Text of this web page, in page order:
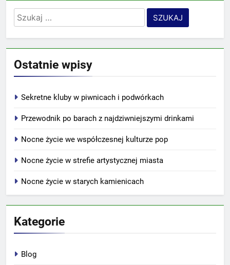
Szukaj:
Ostatnie wpisy
Sekretne kluby w piwnicach i podwórkach
Przewodnik po barach z najdziwniejszymi drinkami
Nocne życie we współczesnej kulturze pop
Nocne życie w strefie artystycznej miasta
Nocne życie w starych kamienicach
Kategorie
Blog